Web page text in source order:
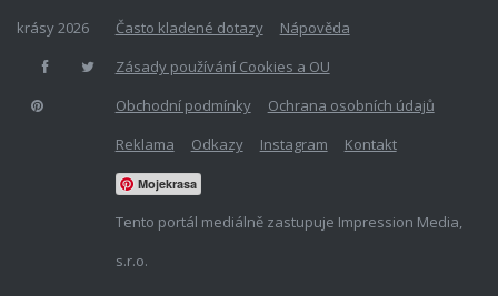
Často kladené dotazy
Nápověda
Zásady používání Cookies a OU
Obchodní podmínky
Ochrana osobních údajů
Reklama
Odkazy Instagram Kontakt
Mojekrasa
Tento portál mediálně zastupuje Impression Media,
s.r.o.
krásy 2026